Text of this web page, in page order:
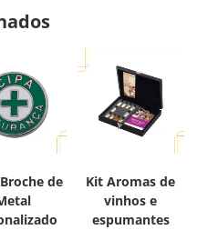
de
Kit Aromas de
vinhos e
espumantes